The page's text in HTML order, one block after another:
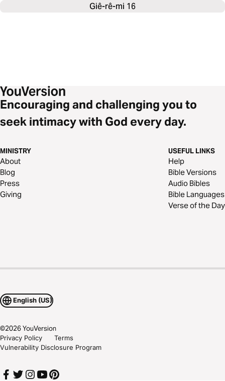
Giê-rê-mi 16
Encouraging and challenging you to
seek intimacy with God every day.
MINISTRY
About
Blog
Press
Giving
USEFUL LINKS
Help
Bible Versions
Audio Bibles
Bible Languages
Verse of the Day
English (US)
©2026YouVersion
Privacy Policy
Terms
Vulnerability Disclosure Program